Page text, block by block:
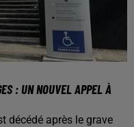
: UN NOUVEL APPEL À
décédé après le grave